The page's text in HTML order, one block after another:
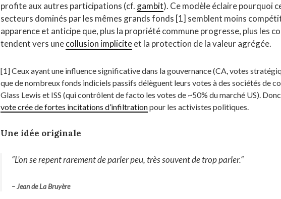
profite aux autres participations (cf. gambit). Ce modèle éclaire pourquoi
secteurs dominés par les mêmes grands fonds [1] semblent moins
apparence et anticipe que, plus la propriété commune progresse, plus les
tendent vers unecollusion impliciteet la protection de la valeur agrégée.
[1] Ceux ayant une influence significative dans la gouvernance (CA, votes
que de nombreux fonds indiciels passifs délèguent leurs votes à des sociétés de
Glass Lewis et ISS (qui contrôlent de facto les votes de ~50% du marché US).
vote crée de fortes incitations d’infiltrationpour les activistes politiques.
Une idée originale
“L’on se repent rarement de parler peu, très souvent de trop parler.“
– Jean de La Bruyère